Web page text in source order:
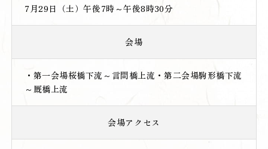
7月29日（土）午後7時～午後8時30分
会場
・第一会場桜橋下流～言問橋上流・第二会場駒形橋下流
～厩橋上流
会場アクセス